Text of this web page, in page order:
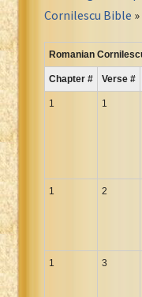
Russian Synodal
Russian Synodal
Spanish Sag.
Swahili New
Tagalog John and
Turkish Bible
Cornilescu Bible
Romanian
Chapter # Verse #
1 1
1 2
1 3